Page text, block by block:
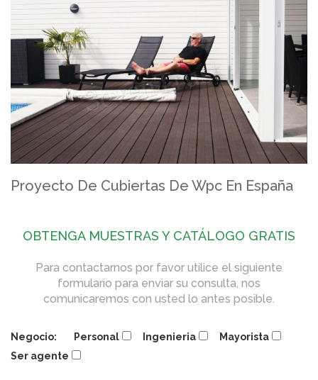
Proyecto De Cubiertas De Wpc En España
OBTENGA MUESTRAS Y CATÁLOGO GRATIS
Para contactarnos por favor utilice el siguiente
formulario para enviar su consulta, nos
comunicaremos con usted lo antes posible.
Negocio: Personal Ingenieria
Mayorista
Ser agente